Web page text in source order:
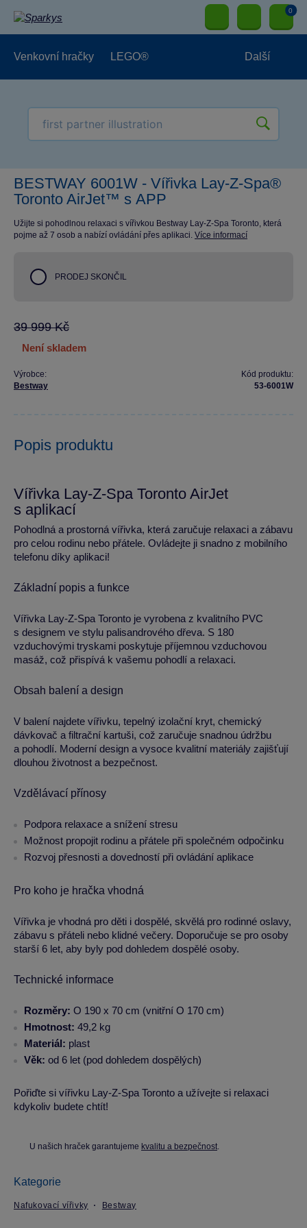
0
Venkovní hračky LEGO® Další
BESTWAY 6001W - Vířivka Lay-Z-Spa®
Toronto AirJet™ s APP
Užijte si pohodlnou relaxaci s vířivkou Bestway Lay-Z-Spa Toronto, která
pojme až 7 osob a nabízí ovládání přes aplikaci. Více informací
PRODEJ SKONČIL
39 999 Kč
není skladem
Výrobce:
Bestway
Kód produktu:
53-6001W
Popis produktu
Vířivka Lay-Z-Spa Toronto AirJet
s aplikací
Pohodlná a prostorná vířivka, která zaručuje relaxaci a zábavu
pro celou rodinu nebo přátele. Ovládejte ji snadno z mobilního
telefonu díky aplikaci!
Základní popis a funkce
Vířivka Lay-Z-Spa Toronto je vyrobena z kvalitního PVC
s designem ve stylu palisandrového dřeva. S 180
vzduchovými tryskami poskytuje příjemnou vzduchovou
masáž, což přispívá k vašemu pohodlí a relaxaci.
Obsah balení a design
V balení najdete vířivku, tepelný izolační kryt, chemický
dávkovač a filtrační kartuši, což zaručuje snadnou údržbu
a pohodlí. Moderní design a vysoce kvalitní materiály zajišťují
dlouhou životnost a bezpečnost.
Vzdělávací přínosy
Podpora relaxace a snížení stresu
Možnost propojit rodinu a přátele při společném odpočinku
Rozvoj přesnosti a dovedností při ovládání aplikace
Pro koho je hračka vhodná
Vířivka je vhodná pro děti i dospělé, skvělá pro rodinné oslavy,
zábavu s přáteli nebo klidné večery. Doporučuje se pro osoby
starší 6 let, aby byly pod dohledem dospělé osoby.
Technické informace
Rozměry: O 190 x 70 cm (vnitřní O 170 cm)
Hmotnost: 49,2 kg
Materiál: plast
Věk: od 6 let (pod dohledem dospělých)
Pořiďte si vířivku Lay-Z-Spa Toronto a užívejte si relaxaci
kdykoliv budete chtít!
U našich hraček garantujeme kvalitu a bezpečnost.
Kategorie
Nafukovací vířivky Bestway